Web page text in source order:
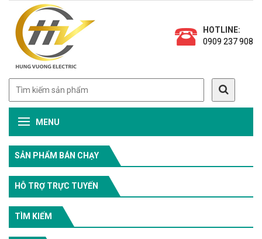
HOTLINE:
0909 237 908
MENU
SẢN PHẨM BÁN CHẠY
HỖ TRỢ TRỰC TUYẾN
TÌM KIẾM